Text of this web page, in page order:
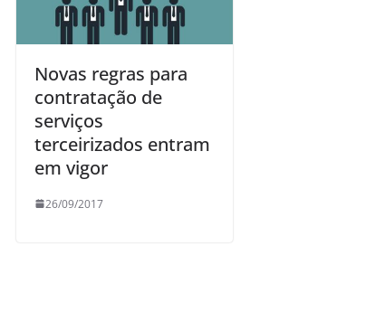
Novas regras para
contratação de
serviços
terceirizados entram
em vigor
26/09/2017